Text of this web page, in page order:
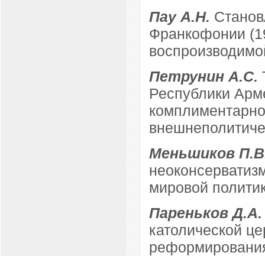
Пау А.Н.
Франкофонии
Петрунин А.С.
Республики
Меньшиков
мировой
Пареньков
католической